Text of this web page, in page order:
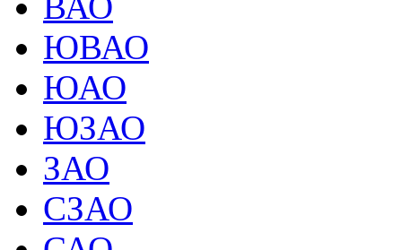
ЮВАО
ЮАО
ЮЗАО
ЗАО
СЗАО